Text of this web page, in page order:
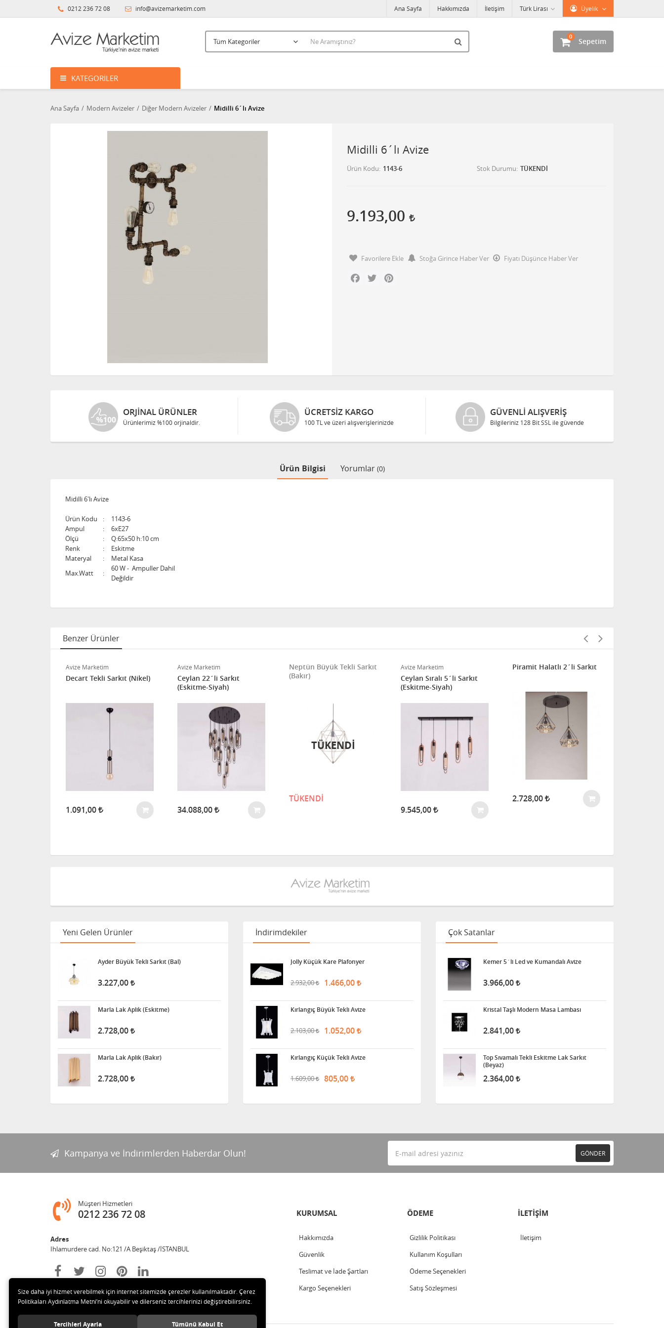
0212 236 72 08 info@avizemarketim.com Üyelik
Türk Lirası
Ana Sayfa Hakkımızda İletişim
Sepetim
0
KATEGORILER
Ana Sayfa Modern Avizeler Diğer Modern Avizeler Midilli 6´lı Avize
Midilli 6´lı Avize
Ürün Kodu 1143-6 Stok Durumu TÜKENDİ
9.193,00
Favorilere Ekle Stoğa Girince Haber Ver
Fiyatı Düşünce Haber Ver
Facebook
Twitter
ORJINAL ÜRÜNLER
Ürünlerimiz %100 orjinaldir.
ÜCRETSIZ KARGO
100 TL ve üzeri alışverişlerinizde
GÜVENLI ALIŞVERIŞ
Bilgileriniz 128 Bit SSL ile güvende
Ürün Bilgisi Yorumlar (0)
Midilli 6'lı Avize
Ürün Kodu :
1143-6
Ampul
:
6xE27
Ölçü
:
Q:65x50 h:10 cm
Renk
:
Eskitme
Materyal
:
Metal Kasa
Max.Watt
:
60 W - Ampuller Dahil
Değildir
Benzer Ürünler
Avize Marketim
Decart Tekli Sarkıt (Nikel)
1.091,00
Avize Marketim
Ceylan 22´li Sarkıt
(Eskitme-Siyah)
34.088,00
Neptün Büyük Tekli Sarkıt
(Bakır)
TÜKENDİ
TÜKENDİ
Avize Marketim
Ceylan Sıralı 5´li Sarkıt
(Eskitme-Siyah)
9.545,00
Piramit Halatlı 2´li Sarkıt
2.728,00
Yeni Gelen Ürünler
Ayder Büyük Tekli Sarkıt (Bal)
3.227,00
Marla Lak Aplik (Eskitme)
2.728,00
Marla Lak Aplik (Bakır)
2.728,00
İndirimdekiler
Jolly Küçük Kare Plafonyer
2.932,00 1.466,00
Kırlangıç Büyük Tekli Avize
2.103,00 1.052,00
Kırlangıç Küçük Tekli Avize
1.609,00 805,00
Çok Satanlar
Kemer 5´li Led ve Kumandalı Avize
3.966,00
Kristal Taşlı Modern Masa Lambası
2.841,00
Top Sıvamalı Tekli Eskitme Lak Sarkıt
(Beyaz)
2.364,00
Kampanya ve İndirimlerden Haberdar Olun! GÖNDER
Müşteri Hizmetleri
0212 236 72 08
Adres
Ihlamurdere cad. No:121 /A Beşiktaş /İSTANBUL
KURUMSAL
Hakkımızda
Güvenlik
Teslimat ve İade Şartları
Kargo Seçenekleri
ÖDEME
Gizlilik Politikası
Kullanım Koşulları
Ödeme Seçenekleri
Satış Sözleşmesi
İLETİŞİM
İletişim
Size daha iyi hizmet verebilmek için internet sitemizde çerezler kullanılmaktadır. Çerez
Politikaları Aydınlatma Metni’ni okuyabilir ve dilerseniz tercihlerinizi değiştirebilirsiniz.
Tercihleri Ayarla Tümünü Kabul Et